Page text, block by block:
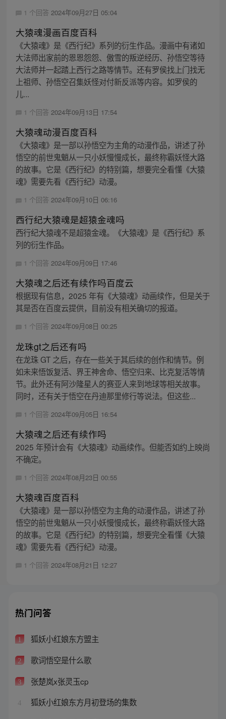
1 个回答 2024年09月27日 05:04
大猿魂漫画百度百科
《大猿魂》是《西行纪》系列的衍生作品。漫画中有诸如
大法师出家前的恩恩怨怨、傲雪的叛逆经历、孙悟空等待
大法师并一起踏上西行之路等情节。还有罗侯找上门找无
上祖师、孙悟空召集妖怪对付新反派等内容。如罗侯的
儿...
1 个回答 2024年09月13日 17:54
大猿魂动漫百度百科
《大猿魂》是一部以孙悟空为主角的动漫作品，讲述了孙
悟空的前世鬼魈从一只小妖慢慢成长，最终称霸妖怪大路
的故事。它是《西行纪》的特别篇，想要完全看懂《大猿
魂》需要先看《西行纪》动漫。
1 个回答 2024年09月10日 06:16
西行纪大猿魂是超猿金魂吗
西行纪大猿魂不是超猿金魂。《大猿魂》是《西行纪》系
列的衍生作品。
1 个回答 2024年09月09日 17:46
大猿魂之后还有续作吗百度云
根据现有信息，2025 年有《大猿魂》动画续作，但是关于
其是否在百度云提供，目前没有相关确切的报道。
1 个回答 2024年09月08日 00:25
龙珠gt之后还有吗
在龙珠 GT 之后，存在一些关于其后续的创作和情节。例
如未来悟饭复活、界王神舍命、悟空归来、比克复活等情
节。此外还有阿沙隆星人的赛亚人来到地球等相关故事。
同时，还有关于悟空在丹迪那里修行等说法。但这些...
1 个回答 2024年09月05日 16:54
大猿魂之后还有续作吗
2025 年预计会有《大猿魂》动画续作。但能否如约上映尚
不确定。
1 个回答 2024年08月23日 00:55
大猿魂百度百科
《大猿魂》是一部以孙悟空为主角的动漫作品，讲述了孙
悟空的前世鬼魈从一只小妖慢慢成长，最终称霸妖怪大路
的故事。它是《西行纪》的特别篇，想要完全看懂《大猿
魂》需要先看《西行纪》动漫。
1 个回答 2024年08月21日 12:27
热门问答
1 狐妖小红娘东方盟主
2 歌词悟空是什么歌
3 张楚岚x张灵玉cp
4 狐妖小红娘东方月初登场的集数